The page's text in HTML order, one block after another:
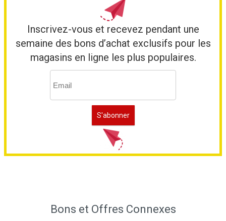
Inscrivez-vous et recevez pendant une
semaine des bons d’achat exclusifs pour les
magasins en ligne les plus populaires.
Bons et Offres Connexes